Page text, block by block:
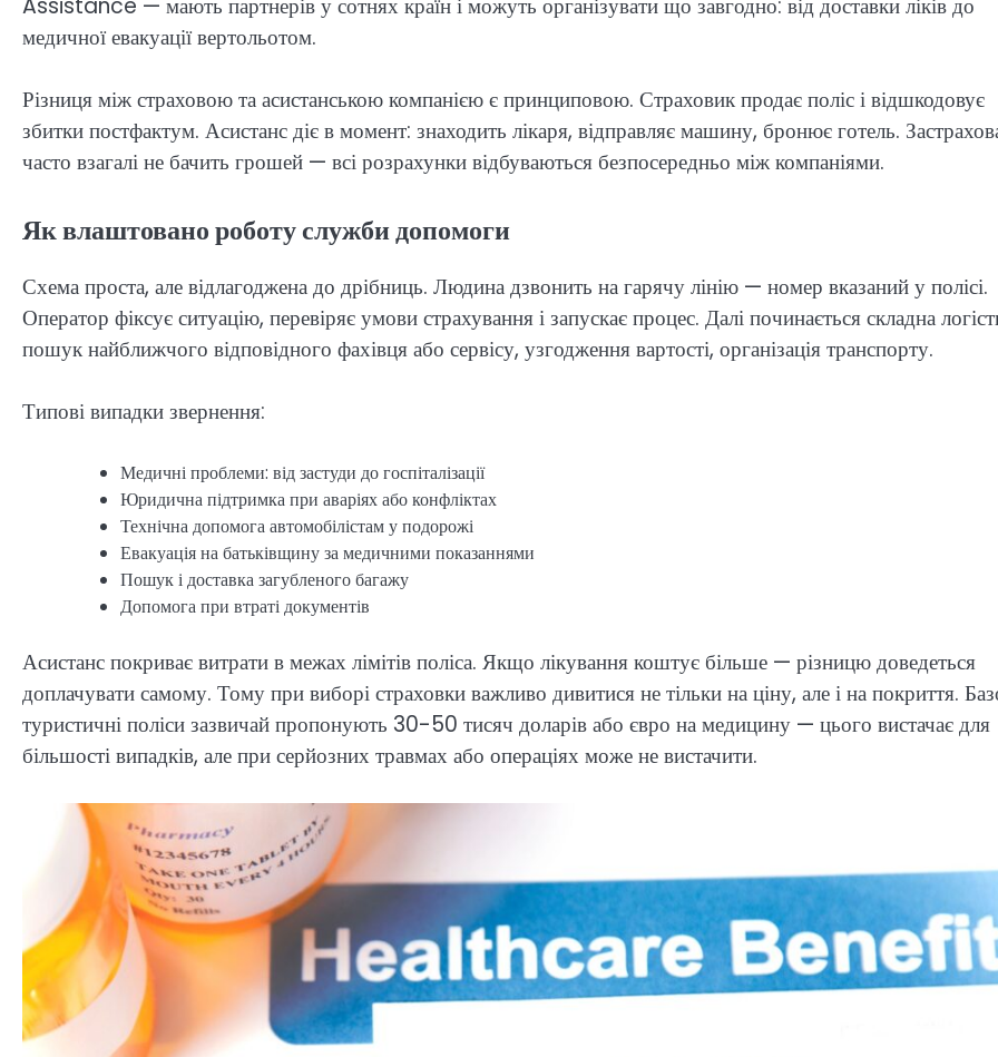
медичної евакуації вертольотом.
Різниця між страховою та асистанською компанією є принциповою. Страховик продає поліс і відшкодовує
збитки постфактум. Асистанс діє в момент: знаходить лікаря, відправляє машину, бронює готель.
часто взагалі не бачить грошей — всі розрахунки відбуваються безпосередньо між компаніями.
Як влаштовано роботу служби допомоги
Схема проста, але відлагоджена до дрібниць. Людина дзвонить на гарячу лінію — номер вказаний у полісі.
Оператор фіксує ситуацію, перевіряє умови страхування і запускає процес. Далі починається складна
пошук найближчого відповідного фахівця або сервісу, узгодження вартості, організація транспорту.
Типові випадки звернення:
Медичні проблеми: від застуди до госпіталізації
Юридична підтримка при аваріях або конфліктах
Технічна допомога автомобілістам у подорожі
Евакуація на батьківщину за медичними показаннями
Пошук і доставка загубленого багажу
Допомога при втраті документів
Асистанс покриває витрати в межах лімітів поліса. Якщо лікування коштує більше — різницю доведеться
доплачувати самому. Тому при виборі страховки важливо дивитися не тільки на ціну, але і на покриття.
туристичні поліси зазвичай пропонують 30-50 тисяч доларів або євро на медицину — цього вистачає для
більшості випадків, але при серйозних травмах або операціях може не вистачити.